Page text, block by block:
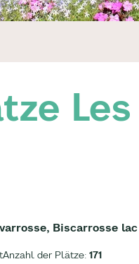
Les
Biscarrosse lac
Anzahl der Plätze: 171